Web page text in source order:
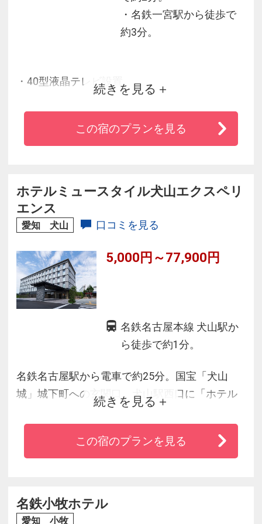
・名鉄一宮駅から徒歩で
約3分。
・40型液晶テレビ設置
・VODルームシアター150CH以上(1泊1，000円
で見放題)
・アパオリジナルベッド「クラウドフィット」
団）を採用
・通信速度とセキュリティの面で優れたWi-Fi無
料接続
と同時使用可能）
・温水洗浄便座完備
続きを見る
この宿のプランを見る
ホテルミュースタイル犬山エクスペリ
エンス
愛知 犬山 口コミを見る
5,000円～77,900円
名鉄名古屋本線 犬山駅か
ら徒歩で約1分。
名鉄名古屋駅から電車で約25分。国宝「犬山
城」城下町への玄関口、犬山駅西口に「ホテル
ミュースタイル犬山エクスペリエンス」は誕生
しました。犬山に泊まるだけじゃない。ホテル
に足を踏み入れた時から始まる「犬山体験」。
続きを見る
この宿のプランを見る
名鉄小牧ホテル
愛知 小牧